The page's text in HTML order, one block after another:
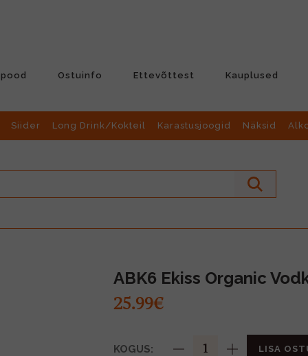
Ostuinfo Ettevõttest Kauplused
Siider Long Drink/Kokteil Karastusjoogid Näksid
ABK6 Ekiss Organic
25.99€
KOGUS: LISA